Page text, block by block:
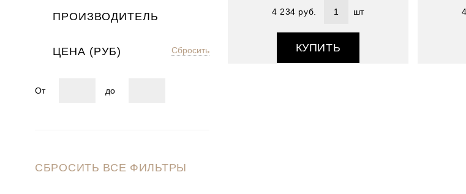
ПРОИЗВОДИТЕЛЬ
ЦЕНА (РУБ) Сбросить
От до
СБРОСИТЬ ВСЕ ФИЛЬТРЫ
4 234 руб. шт
КУПИТЬ